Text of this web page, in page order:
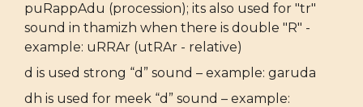
puRappAdu (procession); its also used for "tr"
sound in thamizh when there is double "R" -
example: uRRAr (utRAr - relative)
d is used strong “d” sound – example: garuda
dh is used for meek “d” sound – example: